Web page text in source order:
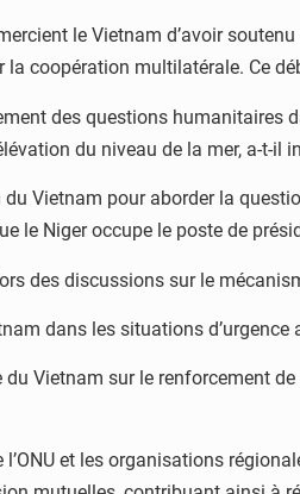
le Vietnam d’avoir
la coopération multilatérale. Ce
des questions
du niveau de la mer, a-t-il
du Vietnam pour aborder la
le Niger occupe le poste de
des discussions sur le
dans les situations d’urgence
du Vietnam sur le renforcement
et les organisations